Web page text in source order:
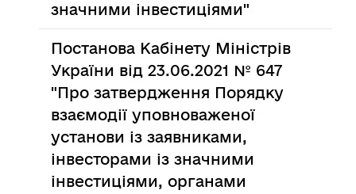
значними інвестиціями"
Постанова Кабінету Міністрів
України від 23.06.2021 № 647
"Про затвердження Порядку
взаємодії уповноваженої
установи із заявниками,
інвесторами із значними
інвестиціями, органами